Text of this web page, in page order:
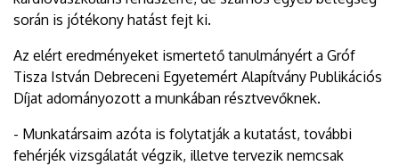
során is jótékony hatást fejt ki.
Az elért eredményeket ismertető tanulmányért a Gróf
Tisza István Debreceni Egyetemért Alapítvány Publikációs
Díjat adományozott a munkában résztvevőknek.
- Munkatársaim azóta is folytatják a kutatást, további
fehérjék vizsgálatát végzik, illetve tervezik nemcsak